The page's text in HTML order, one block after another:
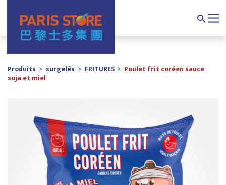
Navigation principale
Produits > surgelés > FRITURES > Poulet frit coréen sauce
soja et miel